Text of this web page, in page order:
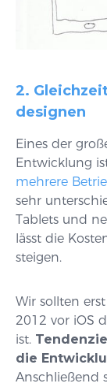
2.
designen
Eines der
Entwicklung
mehrere
sehr
Tablets und
lässt die
steigen.
Wir sollten
2012 vor iOS
ist.
die
Anschließend